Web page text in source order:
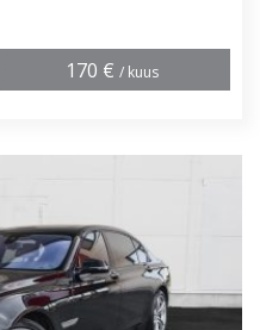
170 € / kuus